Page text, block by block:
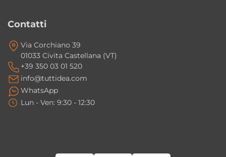
Lavabo: ceramica Bianco lucido
Installazione: mobili a terra
Finitura mobili: Piombo Fenix
Pensile: Bianco Talco
Illuminazione: lampada LED Nero Matt
Stile: moderno contemporaneo
Contatti
Via Corchiano 39
01033 Civita Castellana (VT)
+39 350 03 01 520
info@tuttidea.com
WhatsApp
Lun - Ven: 9:30 - 12:30